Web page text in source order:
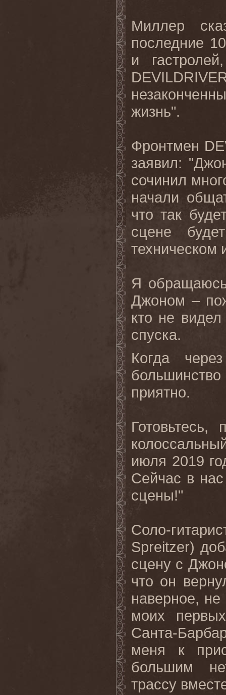
Миллер
последние
и
жизнь".
Фронтмен
заявил:
сочинил
начали
что так
сцене
техническом
Я
Джоном –
кто не
спуска.
Когда
большинство
приятно.
июля 2019
Сейчас в нас
сцены!"
Соло-
Spreitzer)
сцену с
что он
наверное,
моих
Санта-
меня к
большим
трассу